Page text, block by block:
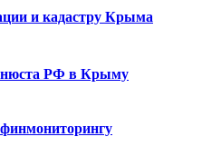
и кадастру Крыма
РФ в Крыму